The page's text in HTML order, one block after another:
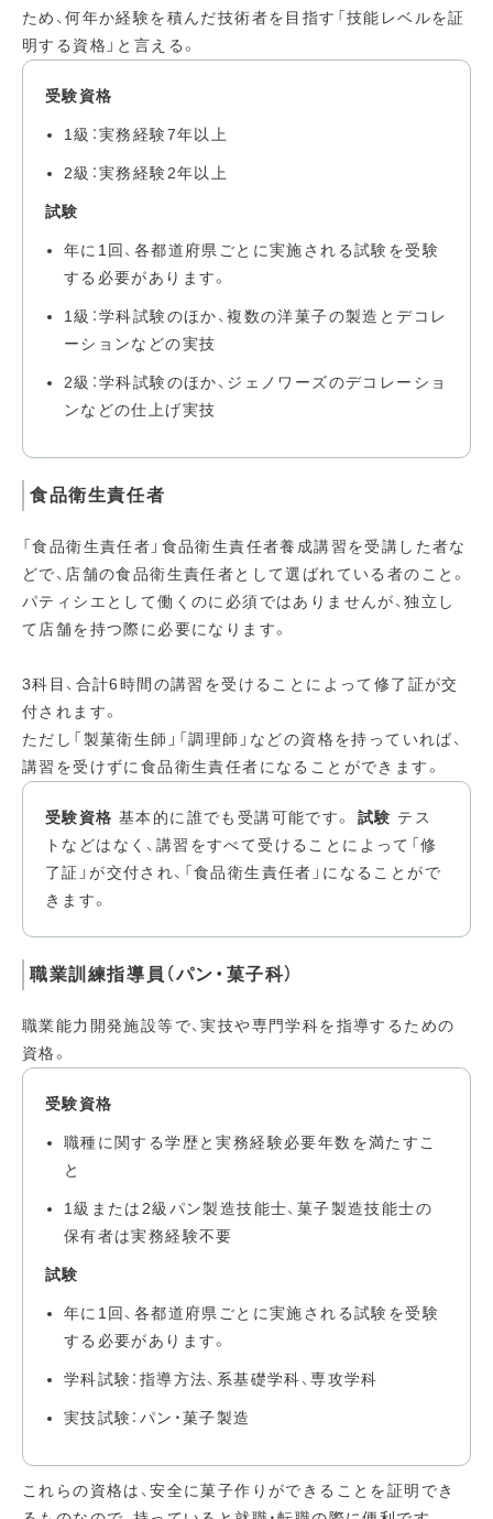
ため、何年か経験を積んだ技術者を目指す「技能レベルを証
明する資格」と言える。
受験資格
1級：実務経験7年以上
2級：実務経験2年以上
試験
年に1回、各都道府県ごとに実施される試験を受験
する必要があります。
1級：学科試験のほか、複数の洋菓子の製造とデコレ
ーションなどの実技
2級：学科試験のほか、ジェノワーズのデコレーショ
ンなどの仕上げ実技
食品衛生責任者
「食品衛生責任者」食品衛生責任者養成講習を受講した者な
どで、店舗の食品衛生責任者として選ばれている者のこと。
パティシエとして働くのに必須ではありませんが、独立し
て店舗を持つ際に必要になります。
3科目、合計6時間の講習を受けることによって修了証が交
付されます。
ただし「製菓衛生師」「調理師」などの資格を持っていれば、
講習を受けずに食品衛生責任者になることができます。
受験資格 基本的に誰でも受講可能です。試験 テス
トなどはなく、講習をすべて受けることによって「修
了証」が交付され、「食品衛生責任者」になることがで
きます。
職業訓練指導員（パン・菓子科）
職業能力開発施設等で、実技や専門学科を指導するための
資格。
受験資格
職種に関する学歴と実務経験必要年数を満たすこ
と
1級または2級パン製造技能士、菓子製造技能士の
保有者は実務経験不要
試験
年に1回、各都道府県ごとに実施される試験を受験
する必要があります。
学科試験：指導方法、系基礎学科、専攻学科
実技試験：パン・菓子製造
これらの資格は、安全に菓子作りができることを証明でき